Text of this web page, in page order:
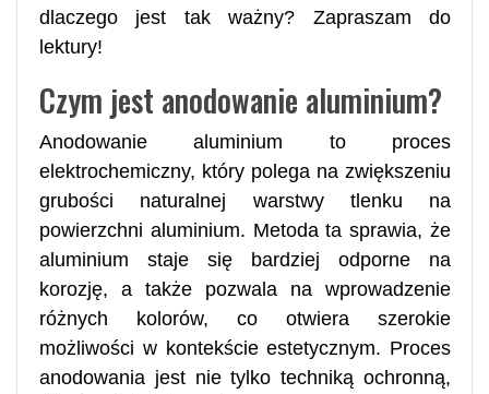
dlaczego jest tak ważny? Zapraszam do
lektury!
Czym jest anodowanie aluminium?
Anodowanie aluminium to proces
elektrochemiczny, który polega na zwiększeniu
grubości naturalnej warstwy tlenku na
powierzchni aluminium. Metoda ta sprawia, że
aluminium staje się bardziej odporne na
korozję, a także pozwala na wprowadzenie
różnych kolorów, co otwiera szerokie
możliwości w kontekście estetycznym. Proces
anodowania jest nie tylko techniką ochronną,